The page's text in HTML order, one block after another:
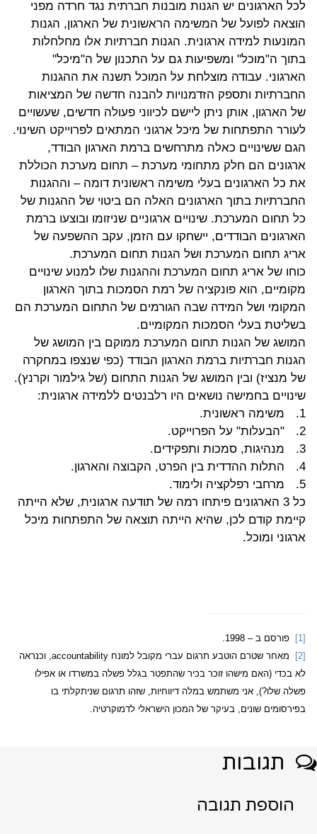
לכל הארגונים יש הגנות מובנות חברתית נגד חרדה מפני
הוצאה לפועל של המשימה הראשונית של הארגון, הגנות
המונעות למידה ארגונית. הגנות חברתיות אלו מחלחלות
בתוך ה"מוכל" ומשפיעות גם על התכנון של ה"מיכל"
הארגוני. עבודה מוצלחת על המוכל תשנה את ההגנות
החברתיות ותספק הזדמנויות להבנה חדשה של המציאות
של הארגון, אותן ניתן ליישם לכיווני פעולה חדשים, שעשויים
לעורר התפתחות של מיכל ארגוני המתאים לפרוייקט השינוי.
הגם ששינויים כאלה מתרחשים ברמת הארגון הבודד,
ארגונים הם חלק מתחומי מערכת – תחום מערכת הכוללת
את כל הארגונים בעלי משימה ראשונית דומה – וההגנות
החברתיות בתוך הארגונים האלה הם ביטוי של ההגנות של
כל תחום המערכת. שינויים ארגוניים שניזומו ובוצעו ברמת
הארגונים הבודדים, יישחקו עם הזמן, עקב ההשפעה של
אריג תחום המערכת ושל הגנות תחום המערכת.
כוחו של אריג תחום המערכת וההגנות שלו למנוע שינויים
מקומיים, הוא פונקציה של רמת הסמכות בתוך הארגון
המקומי ושל המידה שבה הגורמים של התחום המערכת הם
בשליטת בעלי הסמכות המקומיים.
המושג של הגנות תחום המערכת ממוקם בין המושג של
הגנות חברתיות ברמת הארגון הבודד (כפי שנצפו במחקרה
של מנציז) ובין המושג של הגנות התחום (של גילמור וקרנץ).
שינויים בחמישה נושאים היו רלבנטים ללמידה ארגונית:
1.
משימה ראשונית.
2.
"הבעלות" על הפרוייקט.
3.
מנהיגות, סמכות ותפקידים.
4.
התלות ההדדית בין הפרט, הקבוצה והארגון.
5.
מרחבי רפלקציה ולימוד.
כל 3 הארגונים פיתחו רמה של תודעה ארגונית, שלא הייתה
קיימת קודם לכן, שהיא הייתה תוצאה של התפתחות מיכל
ארגוני ומוכל.
[1]
פורסם ב – 1998.
[2]
מאחר שטרם הוטבע תרגום עברי מקובל למונח accountability, וכנראה
לא בכדי (האם מישהו זוכר בכיר שהתפטר בגלל פשלה במשרדו או אפילו
פשלה שלו?), אני משתמש במלה דיווחיות, שזהו תרגום שניתקלתי בו
בפירסומים שונים, בעיקר של המכון הישראלי לדמוקרטיה.
תגובות
הוספת תגובה